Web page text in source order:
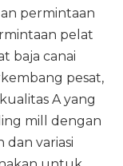
permintaan
pelat
baja canai
pesat,
A yang
mill dengan
variasi